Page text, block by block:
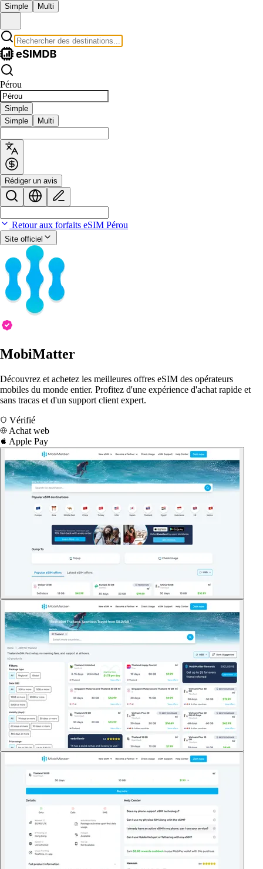
Simple Multi
Pérou
Simple
Simple
Multi
Rédiger un avis
Retour aux forfaits eSIM Pérou
Site officiel
MobiMatter
Découvrez et achetez les meilleures offres eSIM des opérateurs
mobiles du monde entier. Profitez d'une expérience d'achat rapide et
sans tracas et d'un support client expert.
Vérifié
Achat web
Apple Pay